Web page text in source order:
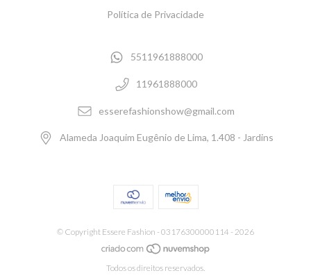
Política de Privacidade
5511961888000
11961888000
esserefashionshow@gmail.com
Alameda Joaquim Eugênio de Lima, 1.408 - Jardins
© Copyright Essere Fashion - 03176300000114 - 2026
Todos os direitos reservados.